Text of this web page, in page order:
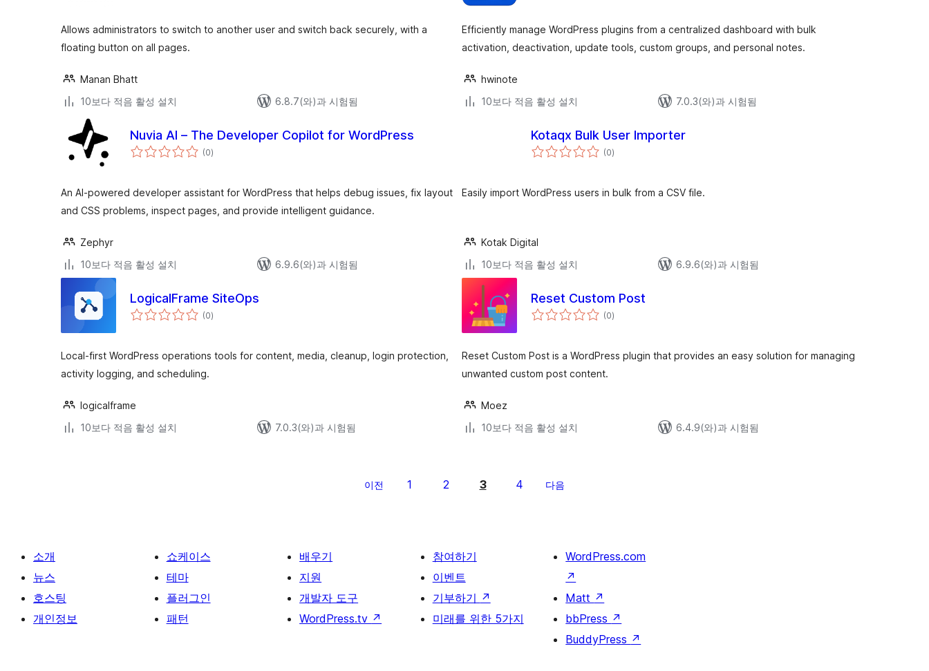
Allows administrators to switch to another user and switch back securely, with a
floating button on all pages.
Manan Bhatt
10보다 적음 활성 설치
6.8.7(와)과 시험됨
Efficiently manage WordPress plugins from a centralized dashboard with bulk
activation, deactivation, update tools, custom groups, and personal notes.
hwinote
10보다 적음 활성 설치
7.0.3(와)과 시험됨
Nuvia AI – The Developer Copilot for WordPress
(0전
체)
An AI-powered developer assistant for WordPress that helps debug issues, fix layout
and CSS problems, inspect pages, and provide intelligent guidance.
Zephyr
10보다 적음 활성 설치
6.9.6(와)과 시험됨
Kotaqx Bulk User Importer
(0전
체)
Easily import WordPress users in bulk from a CSV file.
Kotak Digital
10보다 적음 활성 설치
6.9.6(와)과 시험됨
LogicalFrame SiteOps
(0전
체)
Local-first WordPress operations tools for content, media, cleanup, login protection,
activity logging, and scheduling.
logicalframe
10보다 적음 활성 설치
7.0.3(와)과 시험됨
Reset Custom Post
(0전
체)
Reset Custom Post is a WordPress plugin that provides an easy solution for managing
unwanted custom post content.
Moez
10보다 적음 활성 설치
6.4.9(와)과 시험됨
이전 1 2 3 4 다음
소개
뉴스
호스팅
개인정보
쇼케이스
테마
플러그인
패턴
배우기
지원
개발자 도구
WordPress.tv ↗
참여하기
이벤트
기부하기 ↗
미래를 위한 5가지
WordPress.com
↗
Matt ↗
bbPress ↗
BuddyPress ↗